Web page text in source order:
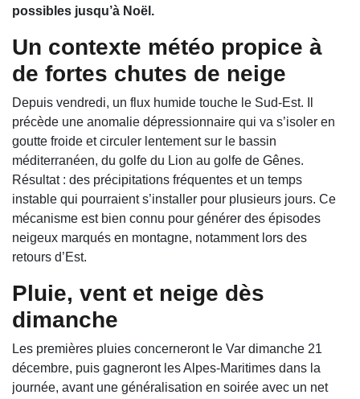
possibles jusqu’à Noël.
Un contexte météo propice à
de fortes chutes de neige
Depuis vendredi, un flux humide touche le Sud-Est. Il
précède une anomalie dépressionnaire qui va s’isoler en
goutte froide et circuler lentement sur le bassin
méditerranéen, du golfe du Lion au golfe de Gênes.
Résultat : des précipitations fréquentes et un temps
instable qui pourraient s’installer pour plusieurs jours. Ce
mécanisme est bien connu pour générer des épisodes
neigeux marqués en montagne, notamment lors des
retours d’Est.
Pluie, vent et neige dès
dimanche
Les premières pluies concerneront le Var dimanche 21
décembre, puis gagneront lesAlpes-Maritimes dans la
journée, avant une généralisation en soirée avec un net